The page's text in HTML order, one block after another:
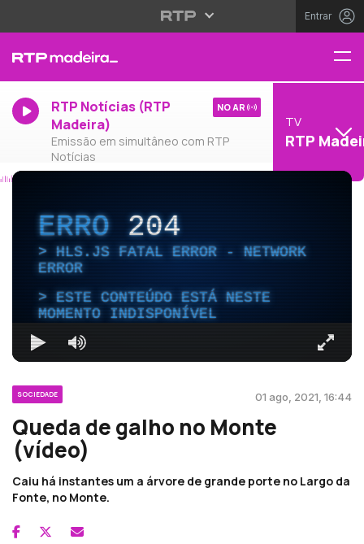
Entrar
RTP Notícias (RTP
Madeira)
Emissão em simultâneo com RTP
Notícias
NO AR
TV
RTP
ERRO204
HLS.JS FATAL ERROR - NETWORK
ERROR
ESTE CONTEÚDO ESTÁ NESTE
MOMENTO INDISPONÍVEL
SOCIEDADE 01 ago, 2021, 16:44
Queda de galho no Monte
(vídeo)
Caiu há instantes um a árvore de grande porte no Largo da
Fonte, no Monte.